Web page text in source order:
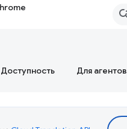
Доступность Для агентов